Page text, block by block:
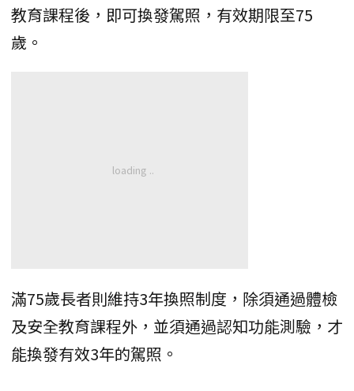
教育課程後，即可換發駕照，有效期限至75
歲。
滿75歲長者則維持3年換照制度，除須通過體檢
及安全教育課程外，並須通過認知功能測驗，才
能換發有效3年的駕照。